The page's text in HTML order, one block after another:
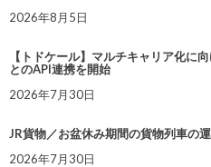
2026年8月5日
【トドケール】マルチキャリア化に
とのAPI連携を開始
2026年7月30日
JR貨物／お盆休み期間の貨物列車の
2026年7月30日